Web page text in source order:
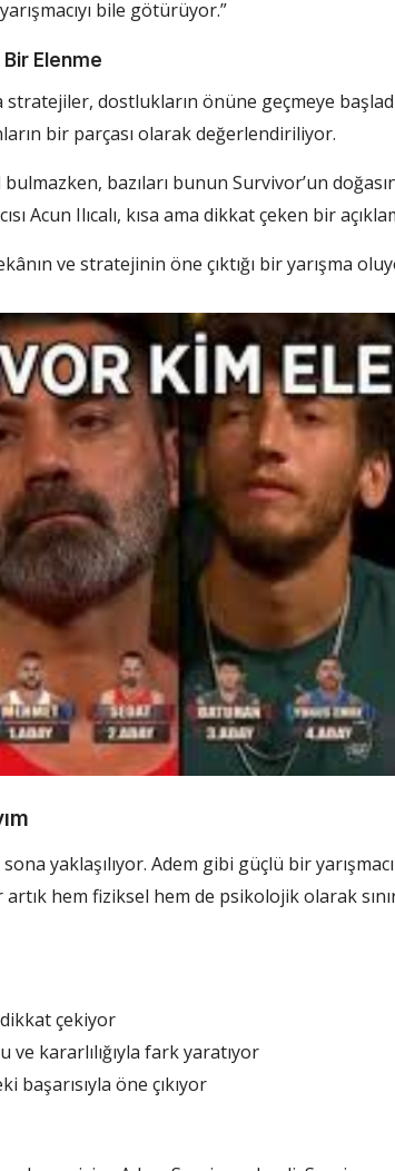
bile götürüyor.”
Elenme
stratejiler, dostlukların önüne geçmeye
bir parçası olarak değerlendiriliyor.
bazıları bunun Survivor’un
Acun Ilıcalı, kısa ama dikkat çeken bir
ve stratejinin öne çıktığı bir yarışma
yaklaşılıyor. Adem gibi güçlü bir
hem fiziksel hem de psikolojik olarak
dikkat çekiyor
kararlılığıyla fark yaratıyor
başarısıyla öne çıkıyor